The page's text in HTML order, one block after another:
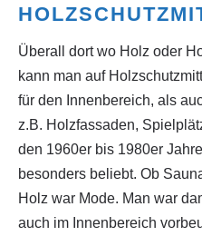
Überall dort wo Holz oder
kann man auf
für den Innenbereich, als
z.B. Holzfassaden,
den 1960er bis 1980er
besonders beliebt. Ob
Holz war Mode. Man war
auch im Innenbereich